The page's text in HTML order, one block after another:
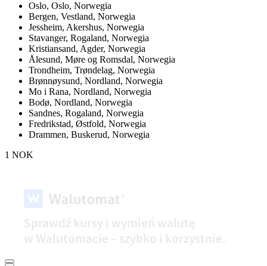
Oslo, Oslo, Norwegia
Bergen, Vestland, Norwegia
Jessheim, Akershus, Norwegia
Stavanger, Rogaland, Norwegia
Kristiansand, Agder, Norwegia
Ålesund, Møre og Romsdal, Norwegia
Trondheim, Trøndelag, Norwegia
Brønnøysund, Nordland, Norwegia
Mo i Rana, Nordland, Norwegia
Bodø, Nordland, Norwegia
Sandnes, Rogaland, Norwegia
Fredrikstad, Østfold, Norwegia
Drammen, Buskerud, Norwegia
1 NOK